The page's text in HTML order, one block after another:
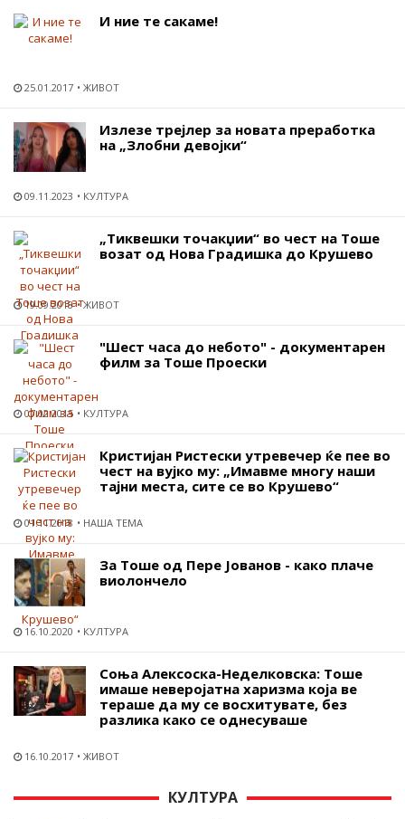
И ние те сакаме!
25.01.2017 ЖИВОТ
Излезе трејлер за новата преработка
на „Злобни девојки“
09.11.2023 КУЛТУРА
„Тиквешки точакџии“ во чест на Тоше
возат од Нова Градишка до Крушево
19.09.2018 ЖИВОТ
"Шест часа до небото" - документарен
филм за Тоше Проески
07.02.2015 КУЛТУРА
Кристијан Ристески утревечер ќе пее во
чест на вујко му: „Имавме многу наши
тајни места, сите се во Крушево“
01.11.2018 НАША ТЕМА
За Тоше од Пере Јованов - како плаче
виолончело
16.10.2020 КУЛТУРА
Соња Алексоска-Неделковска: Тоше
имаше неверојатна харизма која ве
тераше да му се восхитувате, без
разлика како се однесуваше
16.10.2017 ЖИВОТ
КУЛТУРА